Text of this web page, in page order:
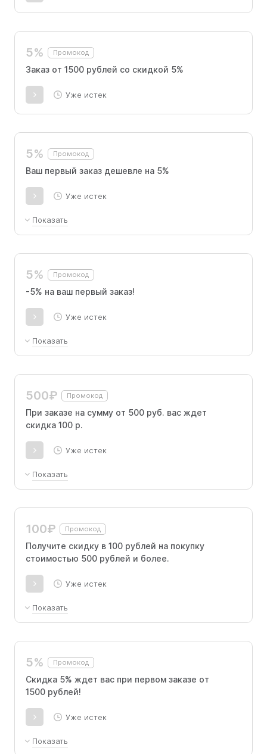
5% Промокод
Заказ от 1500 рублей со скидкой 5%
Уже истек
5% Промокод
Ваш первый заказ дешевле на 5%
Уже истек
Показать
5% Промокод
-5% на ваш первый заказ!
Уже истек
Показать
рублей
500₽ Промокод
При заказе на сумму от 500 руб. вас ждет
скидка 100 р.
Уже истек
Показать
приложении и на сайте с применением
при покупке от 500 рублей в заказе.
100₽ Промокод
Получите скидку в 100 рублей на покупку
стоимостью 500 рублей и более.
Уже истек
Показать
приложении и на сайте с применением
при покупке от 500 рублей в заказе.
5% Промокод
Скидка 5% ждет вас при первом заказе от
1500 рублей!
Уже истек
Показать